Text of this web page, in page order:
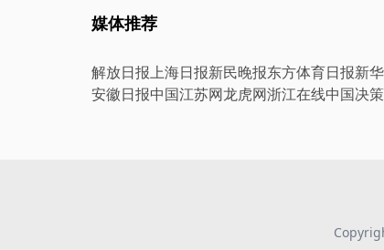
媒体推荐
解放日报上海日报新民晚报东方体育日报新
安徽日报中国江苏网龙虎网浙江在线中国决